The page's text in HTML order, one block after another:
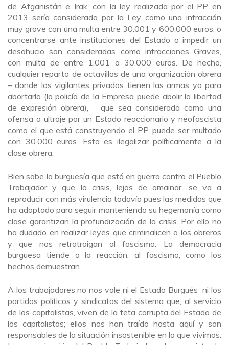
de Afganistán e Irak, con la ley realizada por el PP en
2013 sería considerada por la Ley como una infracción
muy grave con una multa entre 30.001 y 600.000 euros; o
concentrarse ante instituciones del Estado o impedir un
desahucio son consideradas como infracciones Graves,
con multa de entre 1.001 a 30.000 euros. De hecho,
cualquier reparto de octavillas de una organización obrera
– donde los vigilantes privados tienen las armas ya para
abortarlo (la policía de la Empresa puede abolir la libertad
de expresión obrera), que sea considerada como una
ofensa o ultraje por un Estado reaccionario y neofascista
como el que está construyendo el PP, puede ser multado
con 30.000 euros. Esto es ilegalizar políticamente a la
clase obrera.
Bien sabe la burguesía que está en guerra contra el Pueblo
Trabajador y que la crisis, lejos de amainar, se va a
reproducir con más virulencia todavía pues las medidas que
ha adoptado para seguir manteniendo su hegemonía como
clase garantizan la profundización de la crisis. Por ello no
ha dudado en realizar leyes que criminalicen a los obreros
y que nos retrotraigan al fascismo. La democracia
burguesa tiende a la reacción, al fascismo, como los
hechos demuestran.
A los trabajadores no nos vale ni el Estado Burgués ni los
partidos políticos y sindicatos del sistema que, al servicio
de los capitalistas, viven de la teta corrupta del Estado de
los capitalistas; ellos nos han traído hasta aquí y son
responsables de la situación insostenible en la que vivimos.